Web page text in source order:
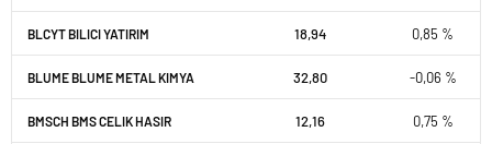
BLCYT BILICI YATIRIM 18,94 0,85 %
BLUME BLUME METAL KIMYA 32,80 -0,06 %
BMSCH BMS CELIK HASIR 12,16 0,75 %